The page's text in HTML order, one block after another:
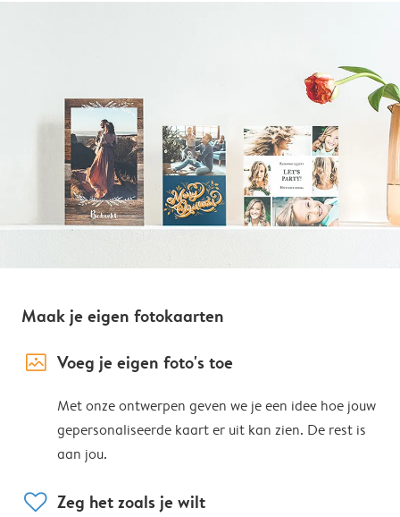
Maak je eigen fotokaarten
image_placeholder Voeg je eigen foto's toe
Met onze ontwerpen geven we je een idee hoe jouw
gepersonaliseerde kaart er uit kan zien. De rest is
aan jou.
heart Zeg het zoals je wilt